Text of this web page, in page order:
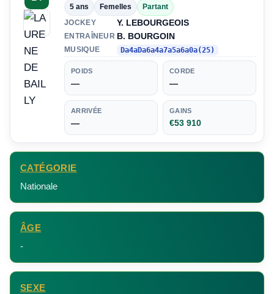
5 ans Femelles
Partant
JOCKEY
Y. LEBOURGEOIS
ENTRAÎNEUR B. BOURGOIN
MUSIQUE Da4aDa6a4a7a5a6a0a(25)
POIDS
—
CORDE
—
ARRIVÉE
—
GAINS
€53 910
CATÉGORIE
Nationale
ÂGE
-
SEXE